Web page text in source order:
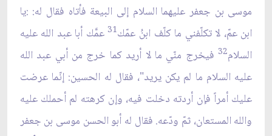
موسى بن جعفر عليهما السلام إلى البيعة فأتاه فقال له: :يا
ابن عمّ، لا تكلّفني ما كلّف ابنُ عمّك31عمَّك أبا عبد الله عليه
السلام32فيخرج منّي ما لا أريد كما خرج من أبي عبد الله
عليه السلام ما لم يكن يريد"، فقال له الحسين: إنّما عرضت
عليك أمراً فإن أردته دخلت فيه، وإن كرهته لم أحملك عليه
والله المستعان، ثمّ ودّعه. فقال له أبو الحسن موسى بن جعفر